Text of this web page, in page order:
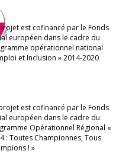
est cofinancé par le Fonds
européen dans le cadre du
opérationnel national
et Inclusion » 2014-2020
est cofinancé par le Fonds
européen dans le cadre du
Opérationnel Régional «
: Toutes Championnes, Tous
! »